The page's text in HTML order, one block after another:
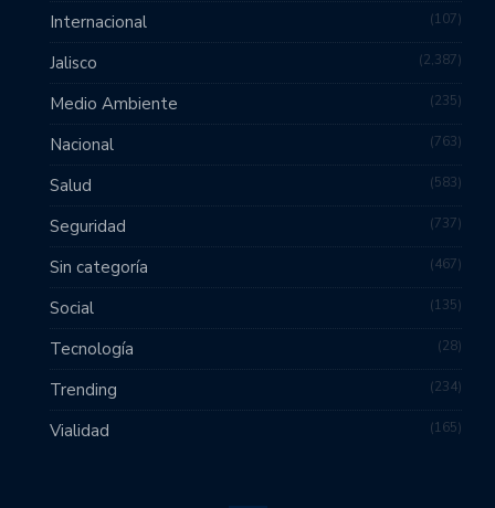
Internacional 107
Jalisco 2,387
Medio Ambiente 235
Nacional 763
Salud 583
Seguridad 737
Sin categoría 467
Social 135
Tecnología 28
Trending 234
Vialidad 165